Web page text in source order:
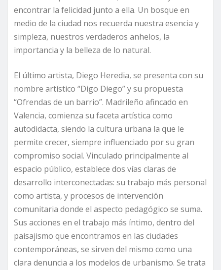
encontrar la felicidad junto a ella. Un bosque en
medio de la ciudad nos recuerda nuestra esencia y
simpleza, nuestros verdaderos anhelos, la
importancia y la belleza de lo natural.
El último artista, Diego Heredia, se presenta con su
nombre artístico “Digo Diego” y su propuesta
“Ofrendas de un barrio”. Madrileño afincado en
Valencia, comienza su faceta artística como
autodidacta, siendo la cultura urbana la que le
permite crecer, siempre influenciado por su gran
compromiso social. Vinculado principalmente al
espacio público, establece dos vías claras de
desarrollo interconectadas: su trabajo más personal
como artista, y procesos de intervención
comunitaria donde el aspecto pedagógico se suma.
Sus acciones en el trabajo más íntimo, dentro del
paisajismo que encontramos en las ciudades
contemporáneas, se sirven del mismo como una
clara denuncia a los modelos de urbanismo. Se trata